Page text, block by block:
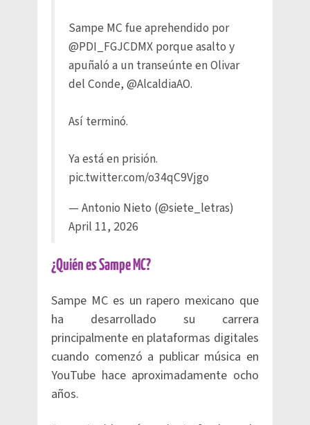
Sampe MC fue aprehendido por
@PDI_FGJCDMX porque asalto y
apuñaló a un transeúnte en Olivar
del Conde, @AlcaldiaAO.
Así terminó.
Ya está en prisión.
pic.twitter.com/o34qC9Vjgo
— Antonio Nieto (@siete_letras)
April 11, 2026
¿Quién es Sampe MC?
Sampe MC es un rapero mexicano que
ha desarrollado su carrera
principalmente en plataformas digitales
cuando comenzó a publicar música en
YouTube hace aproximadamente ocho
años.